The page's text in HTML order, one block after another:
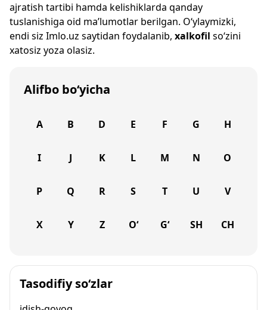
ajratish tartibi hamda kelishiklarda qanday
tuslanishiga oid ma’lumotlar berilgan. O‘ylaymizki,
endi siz Imlo.uz saytidan foydalanib, xalkofil so‘zini
xatosiz yoza olasiz.
Alifbo bo‘yicha
A B D E F G H
I J K L M N O
P Q R S T U V
X Y Z O‘ G‘ SH CH
Tasodifiy so‘zlar